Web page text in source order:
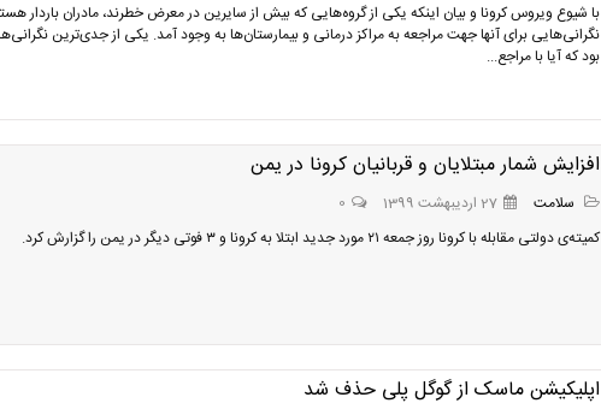
با شیوع ویروس کرونا و بیان اینکه یکی از گروه‌هایی که بیش از سایرین در معرض خطرند، مادران باردار
نگرانی‌هایی برای آنها جهت مراجعه به مراکز درمانی و بیمارستان‌ها به وجود آمد. یکی از جدی‌ترین
بود که آیا با مراجع...
افزایش شمار مبتلایان و قربانیان کرونا در یمن
سلامت 27 اردیبهشت 1399
0
کمیته‌ی دولتی مقابله با کرونا روز جمعه ۲۱ مورد جدید ابتلا به کرونا و ۳ فوتی دیگر در یمن را گزارش کرد.
اپلیکیشن ماسک از گوگل پلی حذف شد